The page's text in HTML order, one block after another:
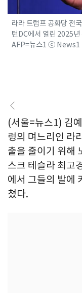
라라 트럼프 공화당 전
턴DC에서 열린 2025
AFP=뉴스1 ⓒ News1
(서울=뉴스1) 김
령의 며느리인 라
출을 줄이기 위해
스크 테슬라 최고
에서 그들의 발에
쳤다.